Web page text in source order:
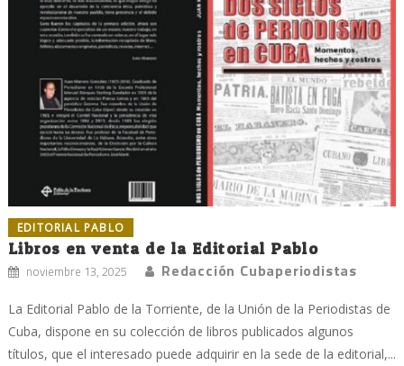
EDITORIAL PABLO
Libros en venta de la Editorial Pablo
noviembre 13, 2025 Redacción Cubaperiodistas
La Editorial Pablo de la Torriente, de la Unión de la Periodistas de
Cuba, dispone en su colección de libros publicados algunos
títulos, que el interesado puede adquirir en la sede de la editorial,...